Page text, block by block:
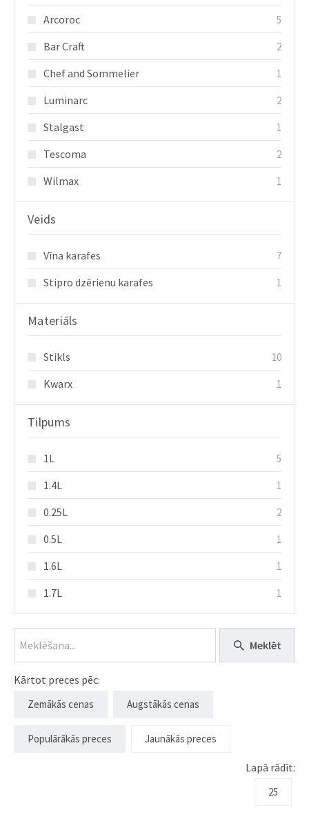
Arcoroc 5
Bar Craft 2
Chef and Sommelier 1
Luminarc 2
Stalgast 1
Tescoma 2
Wilmax 1
Veids
Vīna karafes 7
Stipro dzērienu karafes 1
Materiāls
Stikls 10
Kwarx 1
Tilpums
1L 5
1.4L 1
0.25L 2
0.5L 1
1.6L 1
1.7L 1
Meklēt
Kārtot preces pēc:
Zemākās cenas Augstākās cenas
Populārākās preces Jaunākās preces
Lapā rādīt:
25